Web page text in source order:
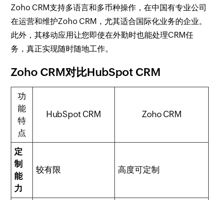
Zoho CRM支持多语言和多币种操作，在中国有专业公司
在运营和维护Zoho CRM，尤其适合国际化业务的企业。
此外，其移动应用让您即使在外勤时也能处理CRM任
务，真正实现随时随地工作。
Zoho CRM对比HubSpot CRM
功
能
特
点
HubSpot CRM Zoho CRM
定
制
能
力
较有限 高度可定制